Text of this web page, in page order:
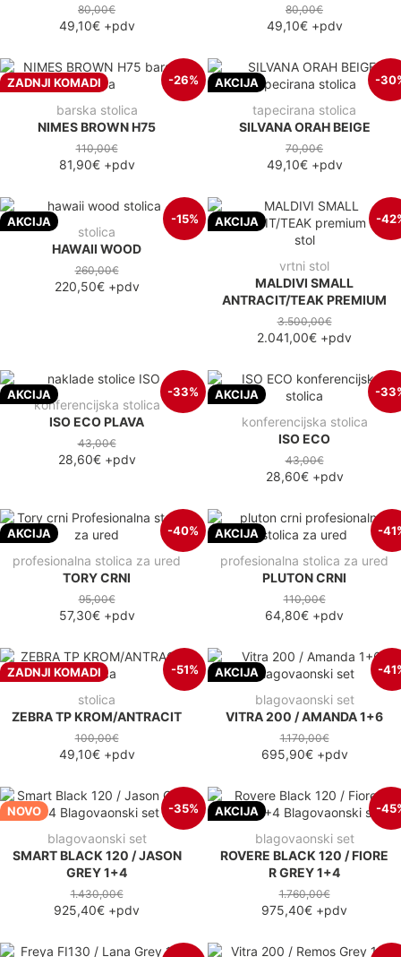
80,00€
49,10€+pdv
80,00€
49,10€+pdv
ZADNJI KOMADI -26%
barska stolica
NIMES BROWN H75
110,00€
81,90€+pdv
AKCIJA -
tapecirana stolica
SILVANA ORAH BEIGE
70,00€
49,10€+pdv
AKCIJA -15%
stolica
HAWAII WOOD
260,00€
220,50€+pdv
AKCIJA -
vrtni stol
MALDIVI SMALL
ANTRACIT/TEAK PREMIUM
3.500,00€
2.041,00€ +pdv
AKCIJA -33%
konferencijska stolica
ISO ECO PLAVA
43,00€
28,60€+pdv
AKCIJA -
konferencijska stolica
ISO ECO
43,00€
28,60€+pdv
AKCIJA -40%
profesionalna stolica za ured
TORY CRNI
95,00€
57,30€+pdv
AKCIJA -
profesionalna stolica za ured
PLUTON CRNI
110,00€
64,80€ +pdv
ZADNJI KOMADI -51%
stolica
ZEBRA TP KROM/ANTRACIT
100,00€
49,10€+pdv
AKCIJA -
blagovaonski set
VITRA 200 / AMANDA 1+6
1.170,00€
695,90€+pdv
NOVO -35%
blagovaonski set
SMART BLACK 120 / JASON
GREY 1+4
1.430,00€
925,40€ +pdv
AKCIJA -
blagovaonski set
ROVERE BLACK 120 / FIORE
R GREY 1+4
1.760,00€
975,40€ +pdv